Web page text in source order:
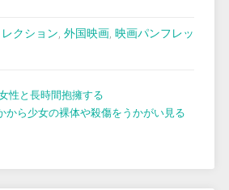
クション, 外国映画, 映画パンフレッ
性と長時間抱擁する
から少女の裸体や殺傷をうかがい見る